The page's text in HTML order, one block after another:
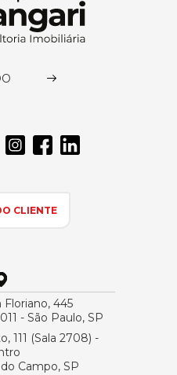
CLIENTE
Floriano, 445
- São Paulo, SP
111 (Sala 2708) -
Campo, SP